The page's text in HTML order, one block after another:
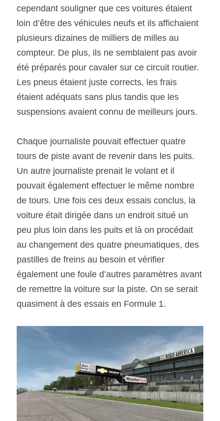
cependant souligner que ces voitures étaient
loin d’être des véhicules neufs et ils affichaient
plusieurs dizaines de milliers de milles au
compteur. De plus, ils ne semblaient pas avoir
été préparés pour cavaler sur ce circuit routier.
Les pneus étaient juste corrects, les frais
étaient adéquats sans plus tandis que les
suspensions avaient connu de meilleurs jours.
Chaque journaliste pouvait effectuer quatre
tours de piste avant de revenir dans les puits.
Un autre journaliste prenait le volant et il
pouvait également effectuer le même nombre
de tours. Une fois ces deux essais conclus, la
voiture était dirigée dans un endroit situé un
peu plus loin dans les puits et là on procédait
au changement des quatre pneumatiques, des
pastilles de freins au besoin et vérifier
également une foule d’autres paramètres avant
de remettre la voiture sur la piste. On se serait
quasiment à des essais en Formule 1.